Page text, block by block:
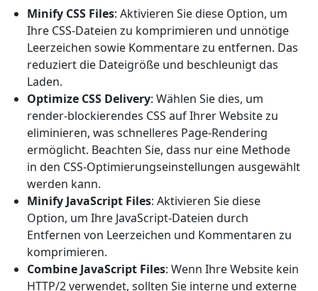
Minify CSS Files: Aktivieren Sie diese Option, um
Ihre CSS-Dateien zu komprimieren und unnötige
Leerzeichen sowie Kommentare zu entfernen. Das
reduziert die Dateigröße und beschleunigt das
Laden.
Optimize CSS Delivery: Wählen Sie dies, um
render-blockierendes CSS auf Ihrer Website zu
eliminieren, was schnelleres Page-Rendering
ermöglicht. Beachten Sie, dass nur eine Methode
in den CSS-Optimierungseinstellungen ausgewählt
werden kann.
Minify JavaScript Files: Aktivieren Sie diese
Option, um Ihre JavaScript-Dateien durch
Entfernen von Leerzeichen und Kommentaren zu
komprimieren.
Combine JavaScript Files: Wenn Ihre Website kein
HTTP/2 verwendet, sollten Sie interne und externe